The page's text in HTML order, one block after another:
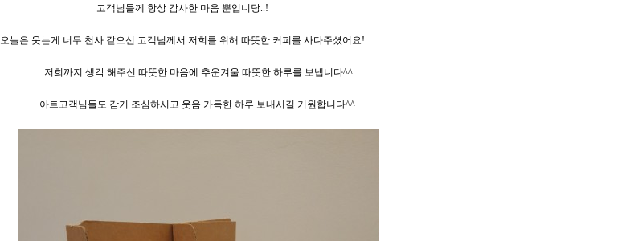
고객님들께 항상 감사한 마음 뿐입니당..!
오늘은 웃는게 너무 천사 같으신 고객님께서 저희를 위해 따뜻한 커피를 사다주셨어요!
저희까지 생각 해주신 따뜻한 마음에 추운겨울 따뜻한 하루를 보냅니다^^
아트고객님들도 감기 조심하시고 웃음 가득한 하루 보내시길 기원합니다^^